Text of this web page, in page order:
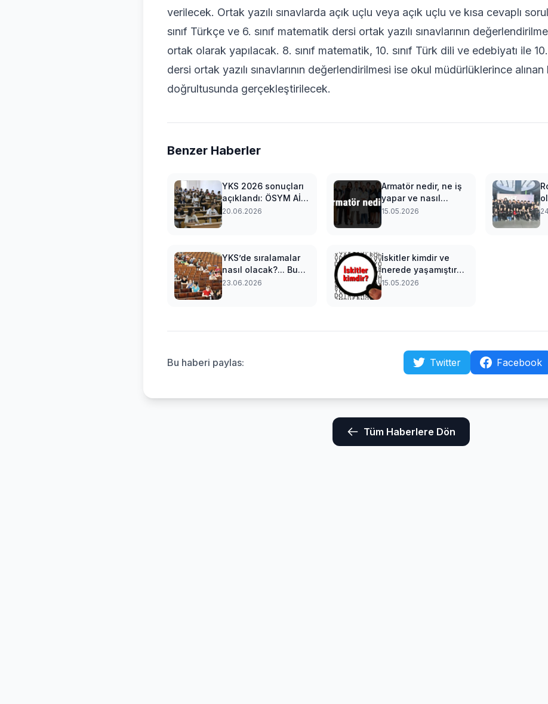
verilecek. Ortak yazılı sınavlarda açık uçlu veya açık uçlu ve kısa cevaplı
sınıf Türkçe ve 6. sınıf matematik dersi ortak yazılı sınavlarının
ortak olarak yapılacak. 8. sınıf matematik, 10. sınıf Türk dili ve edebiyatı ile
dersi ortak yazılı sınavlarının değerlendirilmesi ise okul müdürlüklerince alınan
doğrultusunda gerçekleştirilecek.
Benzer Haberler
YKS 2026 sonuçları
açıklandı: ÖSYM AİS
sınav sonuçları
20.06.2026
Armatör nedir, ne iş
yapar ve nasıl
olunur? Armatör
olma şartları,
15.05.2026
YKS’de sıralamalar
nasıl olacak?... Bu
yılın sonuçları
23.06.2026
İskitler kimdir ve
nerede yaşamıştır?
İskitler Türk müdür?
İskitler tarihi
15.05.2026
Bu haberi paylas: Twitter Facebook
Tüm Haberlere Dön